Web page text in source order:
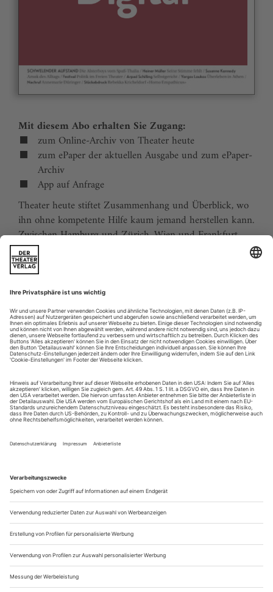
Mit diesem Abo erhalten Sie Zugang:
zum Online-Archiv von Theater heute
zum ePaper der aktuellen Ausgabe und zum ePaper-
Archiv
App auf Anfrage
Theater heute stiftet Zusammenhang und Überblick, wo
ihn ohne kompetente Hilfe kaum jemand herstellen kann.
Zwischen Hamburg und Zürich, Wien und Frankfurt,
Jena und Aachen gibt es wie nirgends auf der Welt eine
dichte, vielfältige und produktive Theaterszene. Mit
Theater heute sind Sie jederzeit über die wichtigsten
Ereignisse informiert. Theater heute erscheint 12-mal im
Jahr mit einem Doppelheft im Juli und dem Jahrbuch im
August.
Sie erhalten Zugang zum Online-Archiv von Theater
heute und können sowohl das aktuelle ePaper als auch
das ePaper-Archiv über Ihren Account auf www.der-
theaterverlag.de einsehen. Zugang zur App auf Anfrage.
Das Abonnement hat eine Laufzeit von einem Monat und
verlängert sich jeweils um einen weiteren Monat, sofern
es nicht vom Kunden auf der Seite „Mein Konto/Meine
Bestellungen“ auf www.der-theaterverlag.de gekündigt
in Kraft.
Aus steuerlichen Gründen abweichende Preise für Käufe
außerhalb Deutschlands (Endpreis vor Auslösen der Bestellung
ersichtlich)